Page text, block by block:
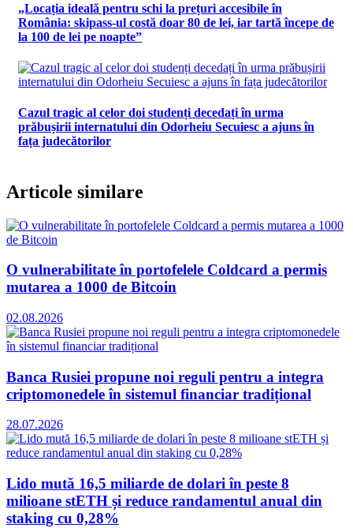
„Locația ideală pentru schi la prețuri accesibile în
România: skipass-ul costă doar 80 de lei, iar tartă începe de
la 100 de lei pe noapte”
Cazul tragic al celor doi studenți decedați în urma
prăbușirii internatului din Odorheiu Secuiesc a ajuns în
fața judecătorilor
Articole similare
O vulnerabilitate în portofelele Coldcard a permis
mutarea a 1000 de Bitcoin
02.08.2026
Banca Rusiei propune noi reguli pentru a integra
criptomonedele în sistemul financiar tradițional
28.07.2026
Lido mută 16,5 miliarde de dolari în peste 8
milioane stETH și reduce randamentul anual din
staking cu 0,28%